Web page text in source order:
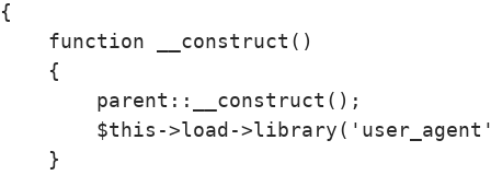
{
    function __construct()
    {
$this->load-
    }